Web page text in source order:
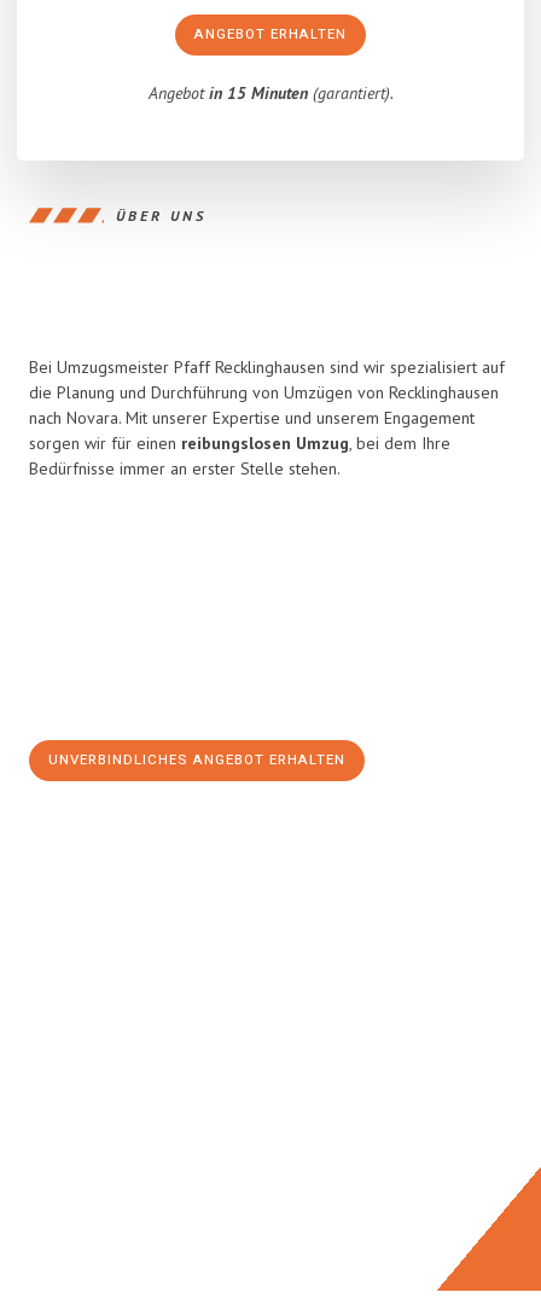
ANGEBOT ERHALTEN
Angebotin 15 Minuten(garantiert).
ÜBER UNS
Bei Umzugsmeister Pfaff Recklinghausen sind wir spezialisiert auf
die Planung und Durchführung von Umzügen von Recklinghausen
nach Novara. Mit unserer Expertise und unserem Engagement
sorgen wir für einen reibungslosen Umzug, bei dem Ihre
Bedürfnisse immer an erster Stelle stehen.
UNVERBINDLICHES ANGEBOT ERHALTEN